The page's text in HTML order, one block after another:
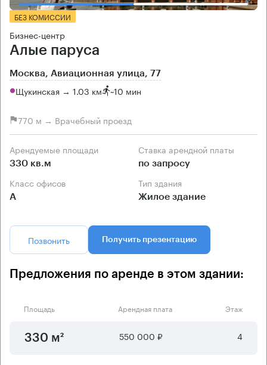
БЕЗ КОМИССИИ
Бизнес-центр
Алые паруса
Москва, Авиационная улица, 77
Щукинская → 1.03 км ~10 мин
770 м → Врачебный проезд
Арендуемые площади
330 кв.м
Ставка арендной платы
по запросу
Класс офисов
А
Тип здания
Жилое здание
Позвонить Получить презентацию
Предложения по аренде в этом здании:
Площадь Арендная плата Этаж
330 м² 550 000 ₽ 4